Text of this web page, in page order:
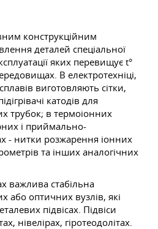
конструкційним
деталей спеціальної
яких перевищує t°
В електротехніці,
виготовляють сітки,
катодів для
трубок; в термоіонних
і приймально-
- нитки розжарення іонних
та інших аналогічних
важлива стабільна
або оптичних вузлів, які
підвісах. Підвіси
нівелірах, гіротеодолітах.